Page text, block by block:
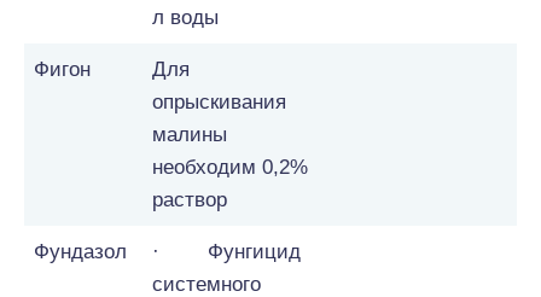
л воды
Фигон
Для
опрыскивания
малины
необходим 0,2%
раствор
Фундазол
· Фунгицид
системного